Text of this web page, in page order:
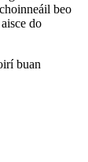
beo
do
buan